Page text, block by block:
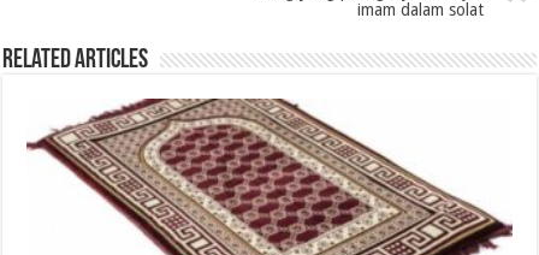
imam dalam solat ‎
Related Articles